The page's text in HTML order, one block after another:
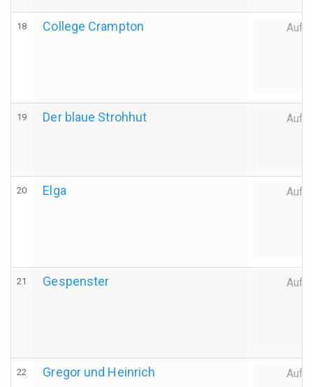
18 College Crampton
19 Der blaue Strohhut
20 Elga
21 Gespenster
22 Gregor und Heinrich